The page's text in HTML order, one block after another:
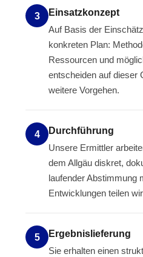
3
Einsatzkonzept
Auf Basis der
konkreten Plan:
Ressourcen und
entscheiden auf dieser
weitere Vorgehen.
4
Durchführung
Unsere Ermittler
dem Allgäu diskret,
laufender Abstimmung
Entwicklungen teilen
5
Ergebnislieferung
Sie erhalten einen